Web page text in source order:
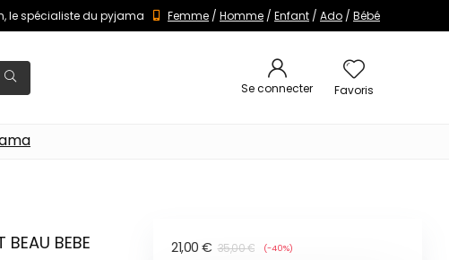
le spécialiste du pyjama Femme / Homme / Enfant / Ado / Bébé
Se connecter Favoris
BEBE
35,00€
21,00 € (-40%)